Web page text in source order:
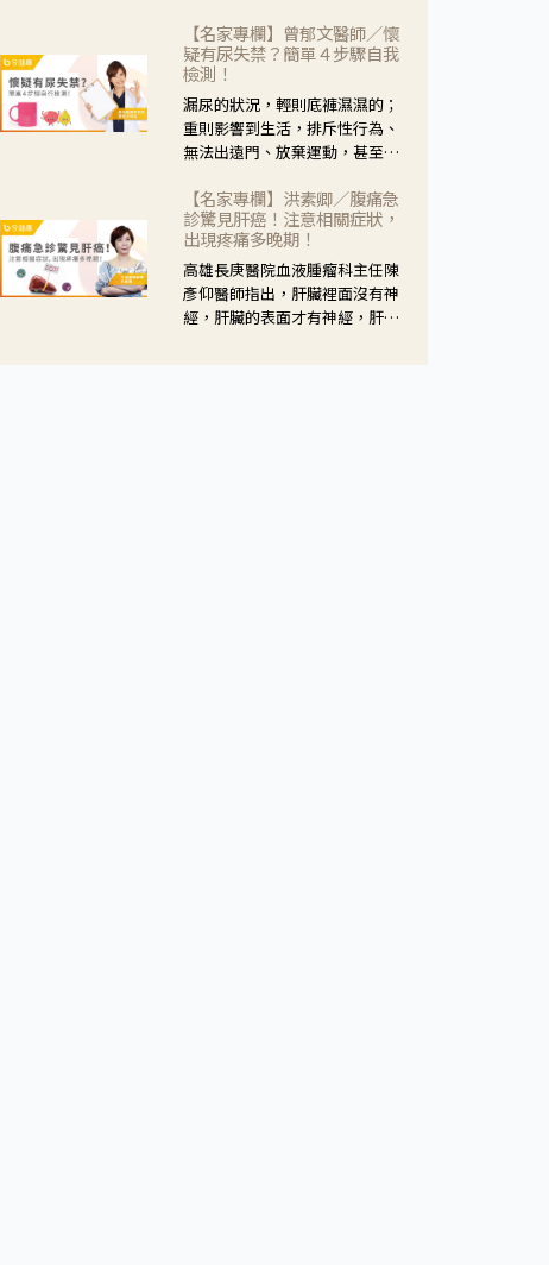
了，這時候就要使用菊花、金銀
花來治療；假如單純的眼睛乾
澀，結膜沒有紅，眼睛周圍沒有
眼屎，這種情況是屬於「陰
虛」，就可以使用枸杞、蓮藕、
麥門冬、山藥等比較滋潤的藥
特別注意用法用量，使用過多或
是浸泡太久，容易腐蝕蔬菜的纖
維，讓菜軟掉不清脆。
【名家專欄】曾郁文醫師／懷
疑有尿失禁？簡單４步驟自我
檢測！
漏尿的狀況，輕則底褲濕濕的；
重則影響到生活，排斥性行為、
無法出遠門、放棄運動，甚至怕
禁」的症狀，長期下來不敢與朋
友往來，低潮陰霾造成憂鬱症。
【名家專欄】洪素卿／腹痛急
診驚見肝癌！注意相關症狀，
出現疼痛多晚期！
高雄長庚醫院血液腫瘤科主任陳
彥仰醫師指出，肝臟裡面沒有神
經，肝臟的表面才有神經，肝臟